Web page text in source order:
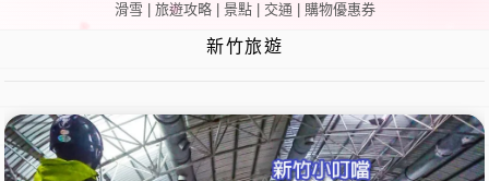
滑雪 | 旅遊攻略 | 景點 | 交通 | 購物優惠券
新竹旅遊